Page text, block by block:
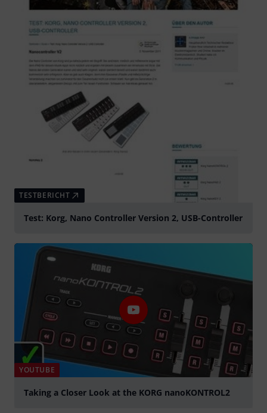
TESTBERICHT
Test: Korg, Nano Controller Version 2, USB-Controller
YOUTUBE
Taking a Closer Look at the KORG nanoKONTROL2